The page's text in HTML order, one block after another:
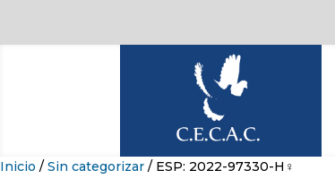
Inicio / Sin categorizar / ESP: 2022-97330-H♀